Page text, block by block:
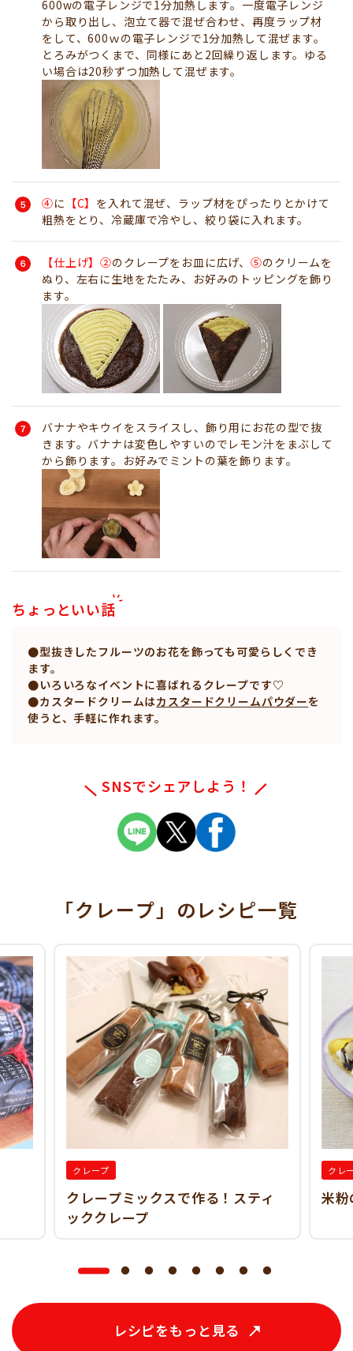
600wの電子レンジで1分加熱します。一度電子レンジ
から取り出し、泡立て器で混ぜ合わせ、再度ラップ材
をして、600ｗの電子レンジで1分加熱して混ぜます。
とろみがつくまで、同様にあと2回繰り返します。ゆる
い場合は20秒ずつ加熱して混ぜます。
④に 【C】 を入れて混ぜ、ラップ材をぴったりとかけて
粗熱をとり、冷蔵庫で冷やし、絞り袋に入れます。
【仕上げ】②のクレープをお皿に広げ、⑤のクリームを
ぬり、左右に生地をたたみ、お好みのトッピングを飾り
ます。
バナナやキウイをスライスし、飾り用にお花の型で抜
きます。バナナは変色しやすいのでレモン汁をまぶして
から飾ります。お好みでミントの葉を飾ります。
ちょっといい話
●型抜きしたフルーツのお花を飾っても可愛らしくでき
ます。
●いろいろなイベントに喜ばれるクレープです♡
●カスタードクリームはカスタードクリームパウダーを
使うと、手軽に作れます。
SNSでシェアしよう！
「クレープ」 のレシピ一覧
クレープ
クレープミックスで作る！スティ
ッククレープ
クレ
米
レシピをもっと見る